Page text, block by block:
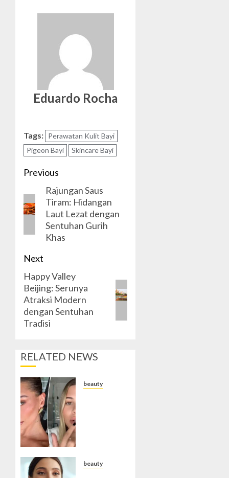
Eduardo Rocha
Tags: Perawatan Kulit Bayi
Pigeon Bayi
Skincare Bayi
Post
navigation
Previous
Previous
post:
Rajungan Saus
Tiram: Hidangan
Laut Lezat dengan
Sentuhan Gurih
Khas
Next
Next
post:
Happy Valley
Beijing: Serunya
Atraksi Modern
dengan Sentuhan
Tradisi
RELATED NEWS
beauty
Orang
beauty